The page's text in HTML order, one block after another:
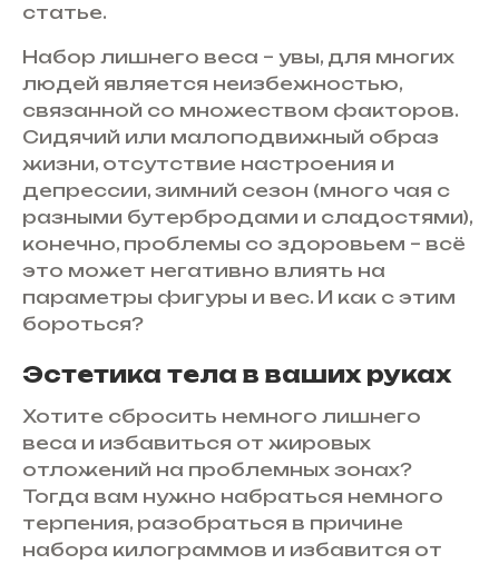
статье.
Набор лишнего веса – увы, для многих
людей является неизбежностью,
связанной со множеством факторов.
Сидячий или малоподвижный образ
жизни, отсутствие настроения и
депрессии, зимний сезон (много чая с
разными бутербродами и сладостями),
конечно, проблемы со здоровьем – всё
это может негативно влиять на
параметры фигуры и вес. И как с этим
бороться?
Эстетика тела в ваших руках
Хотите сбросить немного лишнего
веса и избавиться от жировых
отложений на проблемных зонах?
Тогда вам нужно набраться немного
терпения, разобраться в причине
набора килограммов и избавится от